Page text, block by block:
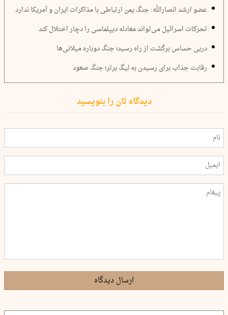
عضو ارشد انصارالله: جنگ یمن ارتباطی با مذاکرات ایران و آمریکا ندارد
تحرکات اسرائیل می‌تواند معادله دیپلماسی را دچار اختلال کند
دربی حساس برگشت از راه رسید؛ جنگ دوباره میلانی‌ها
رقابت جذاب برای رسیدن به لیگ برتر؛ جنگ صعود
دیدگاه تان را بنویسید
ارسال دیدگاه